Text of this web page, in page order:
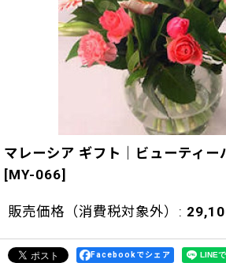
マレーシア ギフト｜ビューティ
[MY-066]
販売価格（消費税対象外） :
Facebookでシェア